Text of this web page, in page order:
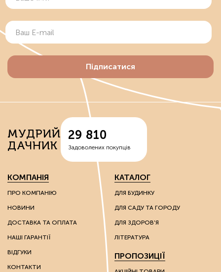
Підписатися
МУДРИЙ
ДАЧНИК
29 810
Задоволених покупців
КОМПАНІЯ
ПРО КОМПАНІЮ
НОВИНИ
ДОСТАВКА ТА ОПЛАТА
НАШІ ГАРАНТІЇ
ВІДГУКИ
КОНТАКТИ
КАТАЛОГ
ДЛЯ БУДИНКУ
ДЛЯ САДУ ТА ГОРОДУ
ДЛЯ ЗДОРОВ'Я
ЛІТЕРАТУРА
ПРОПОЗИЦІЇ